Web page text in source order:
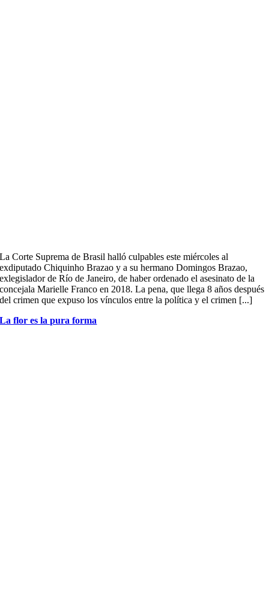
La Corte Suprema de Brasil halló culpables este miércoles al
exdiputado Chiquinho Brazao y a su hermano Domingos Brazao,
exlegislador de Río de Janeiro, de haber ordenado el asesinato de la
concejala Marielle Franco en 2018. La pena, que llega 8 años después
del crimen que expuso los vínculos entre la política y el crimen [...]
La flor es la pura forma